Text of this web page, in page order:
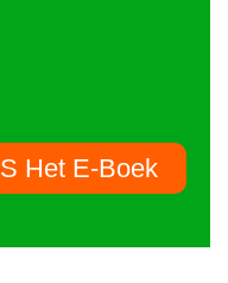
Het E-Boek